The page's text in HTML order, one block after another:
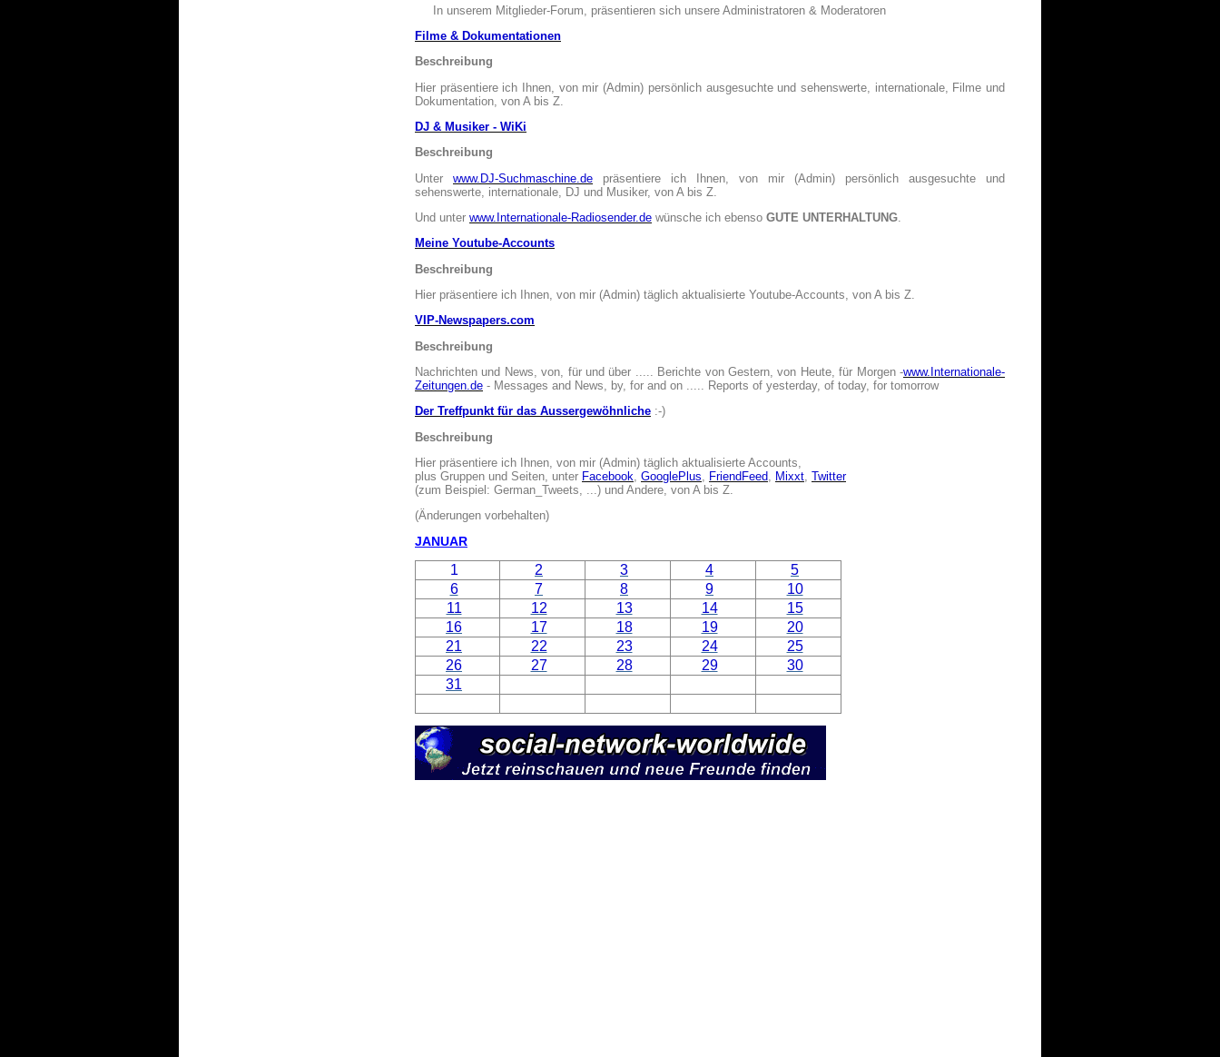
In unserem Mitglieder-Forum, präsentieren sich unsere Administratoren & Moderatoren
Filme & Dokumentationen
Beschreibung
Hier präsentiere ich Ihnen, von mir (Admin) persönlich ausgesuchte und sehenswerte, internationale, Filme und
Dokumentation, von A bis Z.
DJ & Musiker - WiKi
Beschreibung
Unter www.DJ-Suchmaschine.de präsentiere ich Ihnen, von mir (Admin) persönlich ausgesuchte und
sehenswerte, internationale, DJ und Musiker, von A bis Z.
Und unter www.Internationale-Radiosender.de wünsche ich ebenso GUTE UNTERHALTUNG.
Meine Youtube-Accounts
Beschreibung
Hier präsentiere ich Ihnen, von mir (Admin) täglich aktualisierte Youtube-Accounts, von A bis Z.
VIP-Newspapers.com
Beschreibung
Nachrichten und News, von, für und über ..... Berichte von Gestern, von Heute, für Morgen -www.Internationale-
Zeitungen.de - Messages and News, by, for and on ..... Reports of yesterday, of today, for tomorrow
Der Treffpunkt für das Aussergewöhnliche :-)
Beschreibung
Hier präsentiere ich Ihnen, von mir (Admin) täglich aktualisierte Accounts,
plus Gruppen und Seiten, unter Facebook GooglePlus FriendFeed Mixxt Twitter
(zum Beispiel: German_Tweets, ...) und Andere, von A bis Z.
(Änderungen vorbehalten)
JANUAR
1 2 3 4
5
6
7 8 9
10
11
12 13 14
15
16
17 18 19
20
21
22 23 24
25
26
27 28 29
30
31